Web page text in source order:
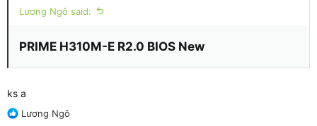
Lương Ngô said:
PRIME H310M-E R2.0 BIOS New​
ks a
RLương Ngô